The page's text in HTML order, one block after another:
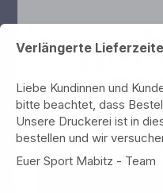
SGM Heuberg-
Verlängerte
Liebe Kundinnen und
bitte beachtet, dass
Unsere Druckerei ist in
bestellen und wir
Euer Sport Mabitz - Team